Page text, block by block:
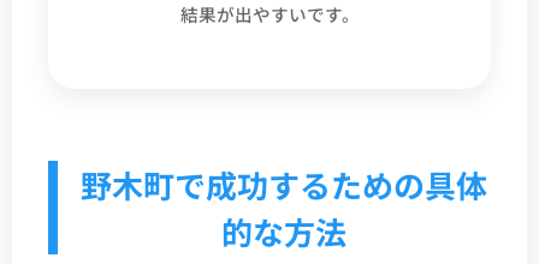
結果が出やすいです。
野木町で成功するための具体
的な方法